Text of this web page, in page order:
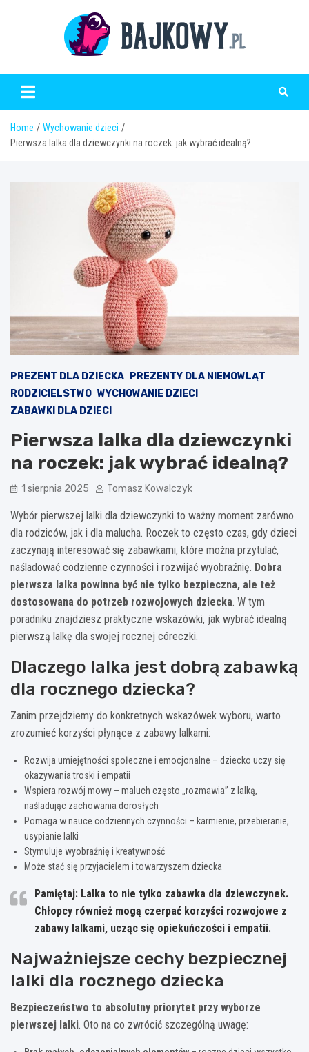
Bajkowy.pl
Home
Wychowanie dzieci
Pierwsza lalka dla dziewczynki na roczek: jak wybrać idealną?
PREZENT DLA DZIECKA
PREZENTY DLA NIEMOWLĄT
RODZICIELSTWO WYCHOWANIE DZIECI
ZABAWKI DLA DZIECI
Pierwsza lalka dla dziewczynki
na roczek: jak wybrać idealną?
1 sierpnia 2025 Tomasz Kowalczyk
Wybór pierwszej lalki dla dziewczynki to ważny moment zarówno
dla rodziców, jak i dla malucha. Roczek to często czas, gdy dzieci
zaczynają interesować się zabawkami, które można przytulać,
naśladować codzienne czynności i rozwijać wyobraźnię. Dobra
pierwsza lalka powinna być nie tylko bezpieczna, ale też
dostosowana do potrzeb rozwojowych dziecka. W tym
poradniku znajdziesz praktyczne wskazówki, jak wybrać idealną
pierwszą lalkę dla swojej rocznej córeczki.
Dlaczego lalka jest dobrą zabawką
dla rocznego dziecka?
Zanim przejdziemy do konkretnych wskazówek wyboru, warto
zrozumieć korzyści płynące z zabawy lalkami:
Rozwija umiejętności społeczne i emocjonalne – dziecko uczy się
okazywania troski i empatii
Wspiera rozwój mowy – maluch często „rozmawia” z lalką,
naśladując zachowania dorosłych
Pomaga w nauce codziennych czynności – karmienie, przebieranie,
usypianie lalki
Stymuluje wyobraźnię i kreatywność
Może stać się przyjacielem i towarzyszem dziecka
Pamiętaj: Lalka to nie tylko zabawka dla dziewczynek.
Chłopcy również mogą czerpać korzyści rozwojowe z
zabawy lalkami, ucząc się opiekuńczości i empatii.
Najważniejsze cechy bezpiecznej
lalki dla rocznego dziecka
Bezpieczeństwo to absolutny priorytet przy wyborze
pierwszej lalki. Oto na co zwrócić szczególną uwagę: